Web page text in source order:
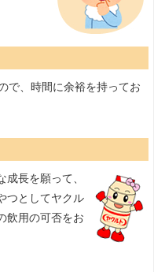
で、時間に余裕を持ってお
長を願って、
つとしてヤクル
飲用の可否をお